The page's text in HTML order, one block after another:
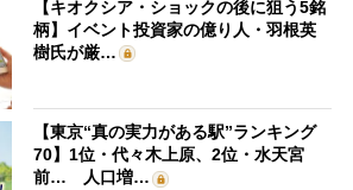
【キオクシア・ショックの後に狙う5銘
柄】イベント投資家の億り人・羽根英
樹氏が厳…
【東京“真の実力がある駅”ランキング
70】1位・代々木上原、2位・水天宮
前… 人口増…